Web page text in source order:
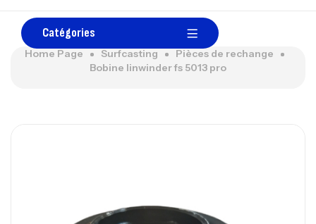
Catégories
Home Page Surfcasting
Pièces de rechange
Bobine linwinder fs 5013 pro